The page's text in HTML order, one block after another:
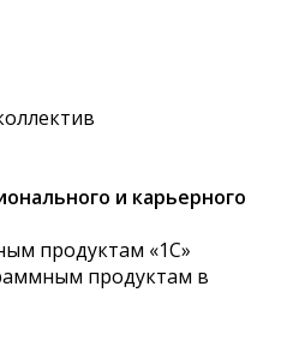
и карьерного
продуктам «1С»
продуктам в